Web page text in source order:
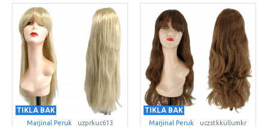
TIKLA BAK
Marjinal Peruk uzprkuc613
TIKLA BAK
Marjinal Peruk uczstkküllumkr